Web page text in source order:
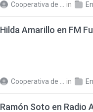
Cooperativa de Trabajo C. in
Hilda Amarillo en FM
Cooperativa de Trabajo C. in